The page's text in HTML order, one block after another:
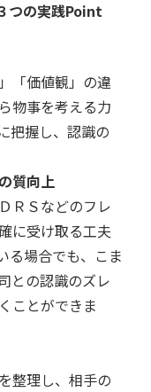
つの実践Point
「価値観」の違
物事を考える力
把握し、認識の
質向上
ＲＳなどのフレ
に受け取る工夫
る場合でも、こま
との認識のズレ
ことができま
整理し、相手の